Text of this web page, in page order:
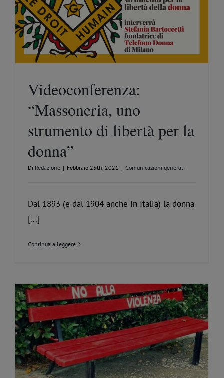
Videoconferenza:
“Massoneria, uno
strumento di libertà per la
donna”
Di Redazione | Febbraio 25th, 2021 | Comunicazioni generali
Dal 1893 (e dal 1904 anche in Italia) la donna
[...]
Continua a leggere